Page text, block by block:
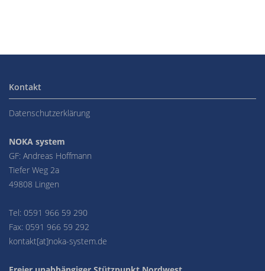
Kontakt
Datenschutzerklärung
NOKA system
GF: Andreas Hoffmann
Tiefer Weg 2a
49808 Lingen
Tel: 0591 966 59 290
Fax: 0591 966 59 292
kontakt[at]noka-system.de